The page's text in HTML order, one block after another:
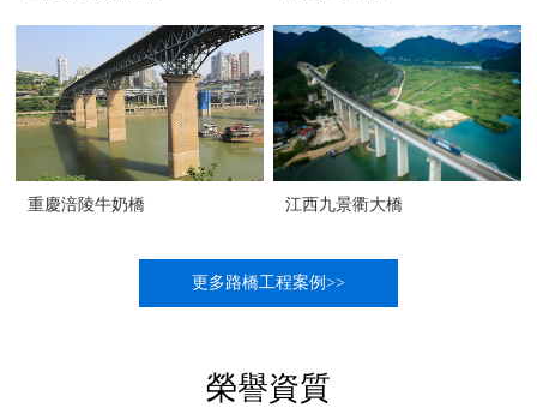
重慶涪陵牛奶橋 江西九景衢大橋
更多路橋工程案例>>
榮譽資質